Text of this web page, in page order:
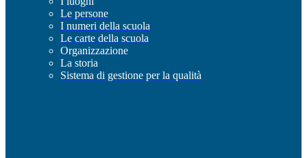
Le persone
I numeri della scuola
Le carte della scuola
Organizzazione
La storia
Sistema di gestione per la qualità